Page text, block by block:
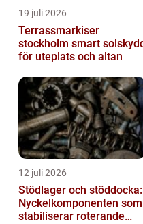
19 juli 2026
Terrassmarkiser
stockholm smart solskydd
för uteplats och altan
12 juli 2026
Stödlager och stöddocka:
Nyckelkomponenten som
stabiliserar roterande